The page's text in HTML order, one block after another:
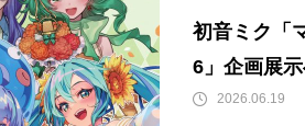
初音ミク「
6」企画展
2026.06.19